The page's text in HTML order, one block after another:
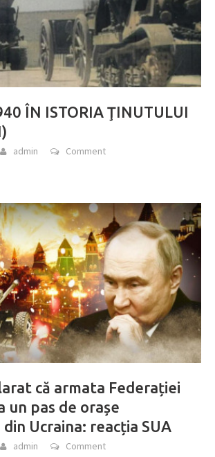
ÎN ISTORIA ŢINUTULUI
admin Comment
că armata Federației
un pas de orașe
Ucraina: reacția SUA
admin Comment